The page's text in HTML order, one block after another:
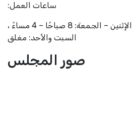
ساعات العمل:
الإثنين – الجمعة: 8 صباحًا – 4 مساءً ،
السبت والأحد: مغلق
صور المجلس